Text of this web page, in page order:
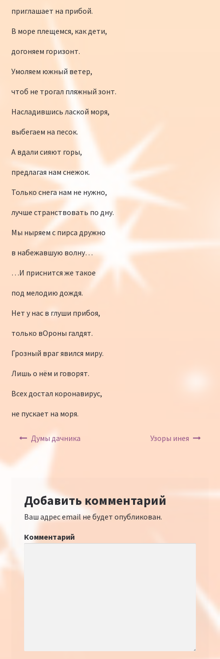
приглашает на прибой.
В море плещемся, как дети,
догоняем горизонт.
Умоляем южный ветер,
чтоб не трогал пляжный зонт.
Насладившись лаской моря,
выбегаем на песок.
А вдали сияют горы,
предлагая нам снежок.
Только снега нам не нужно,
лучше странствовать по дну.
Мы ныряем с пирса дружно
в набежавшую волну…
…И приснится же такое
под мелодию дождя.
Нет у нас в глуши прибоя,
только вОроны галдят.
Грозный враг явился миру.
Лишь о нём и говорят.
Всех достал коронавирус,
не пускает на моря.
Навигация по записям
Думы дачника Узоры инея
Добавить комментарий
Ваш адрес email не будет опубликован.
Комментарий